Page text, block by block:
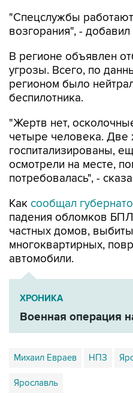
"Спецслужбы
возгорания", - добавил
В регионе объявлен
угрозы. Всего, по
регионом было
беспилотника.
"Жертв нет,
четыре человека.
госпитализированы,
осмотрели на месте,
потребовалась", -
Как сообщал
падения обломков
частных домов,
многоквартирных,
автомобили.
ХРОНИКА
Военная операция
Михаил Евраев НПЗ
Ярославль